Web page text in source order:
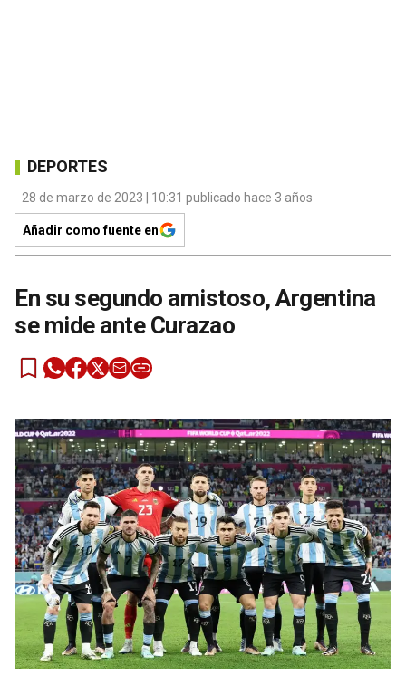
DEPORTES
28 de marzo de 2023 | 10:31 publicado hace 3 años
Añadir como fuente en
En su segundo amistoso, Argentina
se mide ante Curazao